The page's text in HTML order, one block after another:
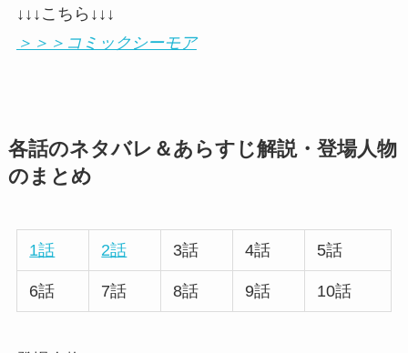
↓↓↓こちら↓↓↓
＞＞＞コミックシーモア
各話のネタバレ＆あらすじ解説・登場人物
のまとめ
1話 2話 3話 4話 5話
6話 7話 8話 9話 10話